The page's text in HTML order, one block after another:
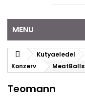
MENU
Kutyaeledel
Konzerv
MeatBalls
Teomann